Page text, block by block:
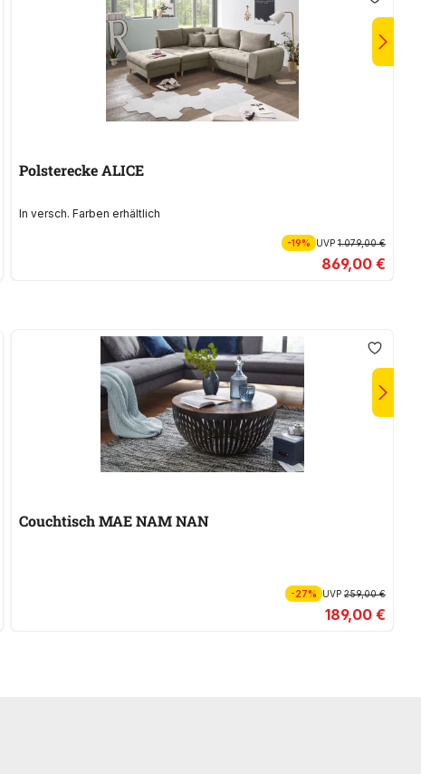
Polsterecke ALICE
In versch. Farben erhältlich
-19% UVP 1.079,00 €
869,00 €
Couchtisch MAE NAM NAN
-27% UVP 259,00 €
189,00 €